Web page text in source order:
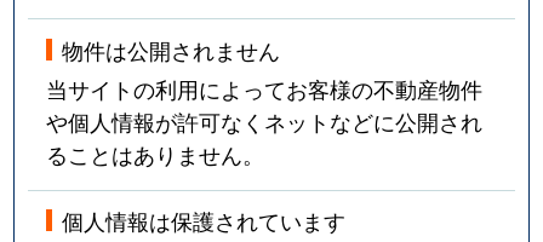
物件は公開されません
当サイトの利用によってお客様の不動産物件
や個人情報が許可なくネットなどに公開され
ることはありません。
個人情報は保護されています